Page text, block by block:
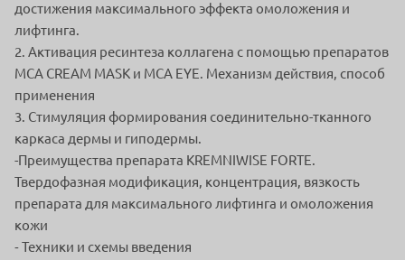
достижения максимального эффекта омоложения и
лифтинга.
2. Активация ресинтеза коллагена с помощью препаратов
MCA CREAM MASK и MCA EYE. Механизм действия, способ
применения
3. Стимуляция формирования соединительно-тканного
каркаса дермы и гиподермы.
-Преимущества препарата KREMNIWISE FORTE.
Твердофазная модификация, концентрация, вязкость
препарата для максимального лифтинга и омоложения
кожи
⁃ Техники и схемы введения